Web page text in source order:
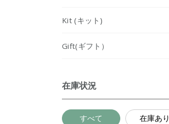
Kit (キット)
Gift(ギフト）
在庫状況
すべて 在庫あり